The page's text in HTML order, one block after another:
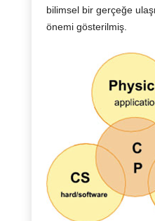
bilimsel bir gerçeğe
önemi gösterilmiş.